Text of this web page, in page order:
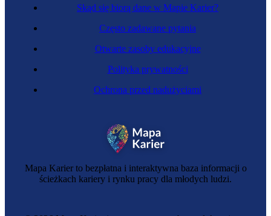
Mapa Karier to bezpłatna i interaktywna baza informacji o
ścieżkach kariery i rynku pracy dla młodych ludzi.
Skąd się biorą dane w Mapie Karier?
Często zadawane pytania
Otwarte zasoby edukacyjne
Polityka prywatności
Ochrona przed nadużyciami